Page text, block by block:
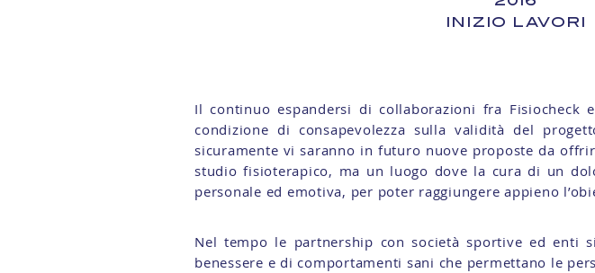
INIZIO LAVORI
Il continuo espandersi di collaborazioni fra Fisiocheck
condizione di consapevolezza sulla validità del
sicuramente vi saranno in futuro nuove proposte da
studio fisioterapico, ma un luogo dove la cura di un
personale ed emotiva, per poter raggiungere appieno
Nel tempo le partnership con società sportive ed
benessere e di comportamenti sani che permettano le